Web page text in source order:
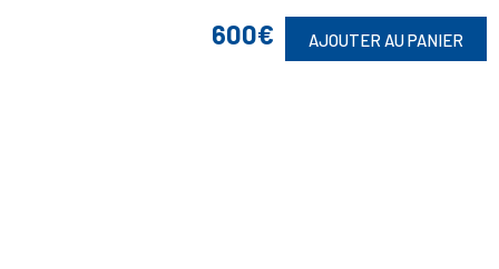
600€ AJOUTER AU PANIER
